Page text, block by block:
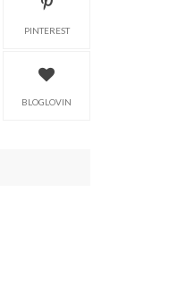
PINTEREST
BLOGLOVIN